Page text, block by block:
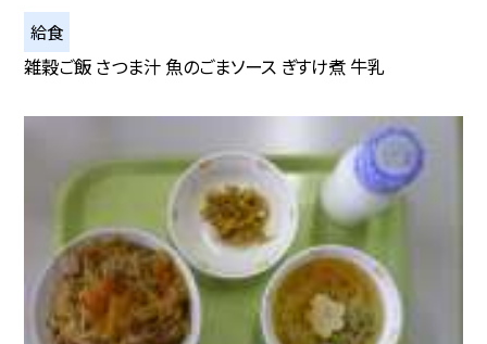
給食
雑穀ご飯 さつま汁 魚のごまソース ぎすけ煮 牛乳